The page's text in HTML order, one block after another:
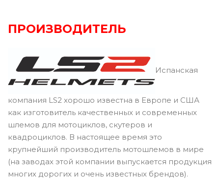
ПРОИЗВОДИТЕЛЬ
Испанская
компания LS2 хорошо известна в Европе и США
как изготовитель качественных и современных
шлемов для мотоциклов, скутеров и
квадроциклов. В настоящее время это
крупнейший производитель мотошлемов в мире
(на заводах этой компании выпускается продукция
многих дорогих и очень известных брендов).